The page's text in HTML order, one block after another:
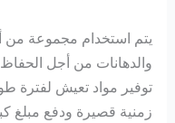
يتم استخدام مجموعة من
والدهانات من أجل
توفير مواد تعيش لفترة
زمنية قصيرة ودفع مبلغ